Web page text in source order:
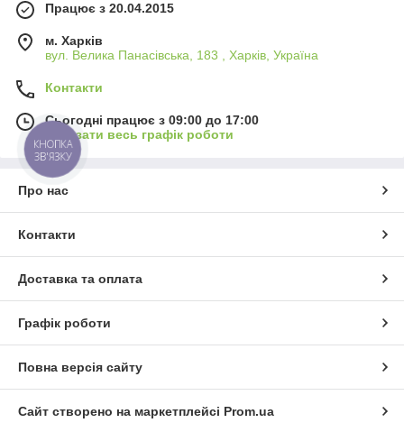
Працює з 20.04.2015
м. Харків
вул. Велика Панасівська, 183 , Харків, Україна
Контакти
Сьогодні працює з 09:00 до 17:00
Показати весь графік роботи
Про нас
Контакти
Доставка та оплата
Графік роботи
Повна версія сайту
Сайт створено на маркетплейсі Prom.ua
КНОПКА
ЗВ'ЯЗКУ